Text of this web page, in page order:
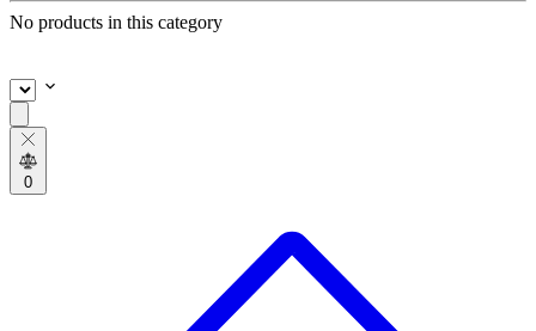
No products in this category
0